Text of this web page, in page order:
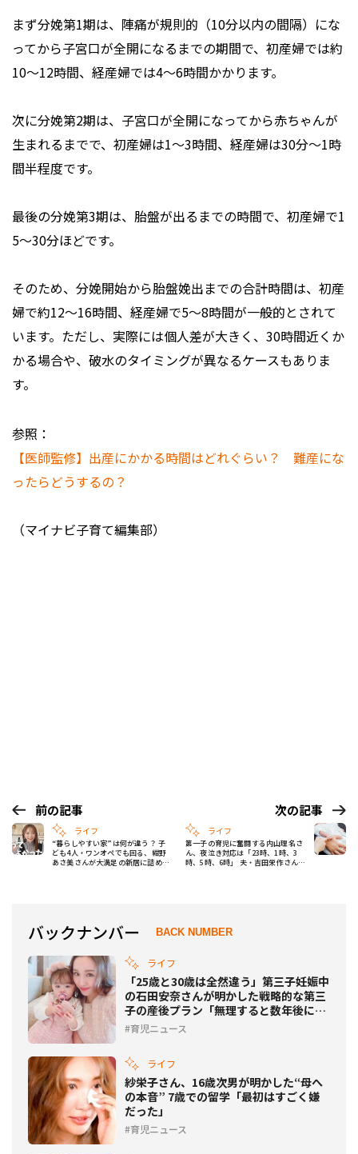
まず分娩第1期は、陣痛が規則的（10分以内の間隔）にな
ってから子宮口が全開になるまでの期間で、初産婦では約
10〜12時間、経産婦では4〜6時間かかります。
次に分娩第2期は、子宮口が全開になってから赤ちゃんが
生まれるまでで、初産婦は1〜3時間、経産婦は30分〜1時
間半程度です。
最後の分娩第3期は、胎盤が出るまでの時間で、初産婦で1
5〜30分ほどです。
そのため、分娩開始から胎盤娩出までの合計時間は、初産
婦で約12〜16時間、経産婦で5〜8時間が一般的とされて
います。ただし、実際には個人差が大きく、30時間近くか
かる場合や、破水のタイミングが異なるケースもありま
す。
参照：
【医師監修】出産にかかる時間はどれぐらい？ 難産にな
ったらどうするの？
（マイナビ子育て編集部）
前の記事
ライフ
“暮らしやすい家”は何が違う？ 子
ども4人・ワンオペでも回る、紺野
あさ美さんが大満足の新居に詰めた
次の記事
ライフ
第一子の育児に奮闘する内山理名さ
ん、夜泣き対応は「23時、1時、3
時、5時、6時」 夫・吉田栄作さんは
バックナンバー BACK NUMBER
ライフ
「25歳と30歳は全然違う」第三子妊娠中
の石田安奈さんが明かした戦略的な第三
子の産後プラン「無理すると数年後にガ
タがくる」
育児ニュース
ライフ
紗栄子さん、16歳次男が明かした“母へ
の本音” 7歳での留学「最初はすごく嫌
だった」
育児ニュース